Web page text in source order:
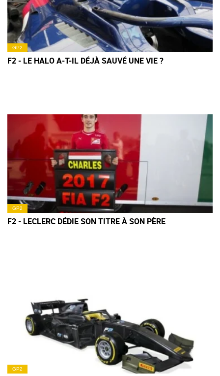
GP2
F2 - LE HALO A-T-IL DÉJÀ SAUVÉ UNE VIE ?
GP2
F2 - LECLERC DÉDIE SON TITRE À SON PÈRE
GP2